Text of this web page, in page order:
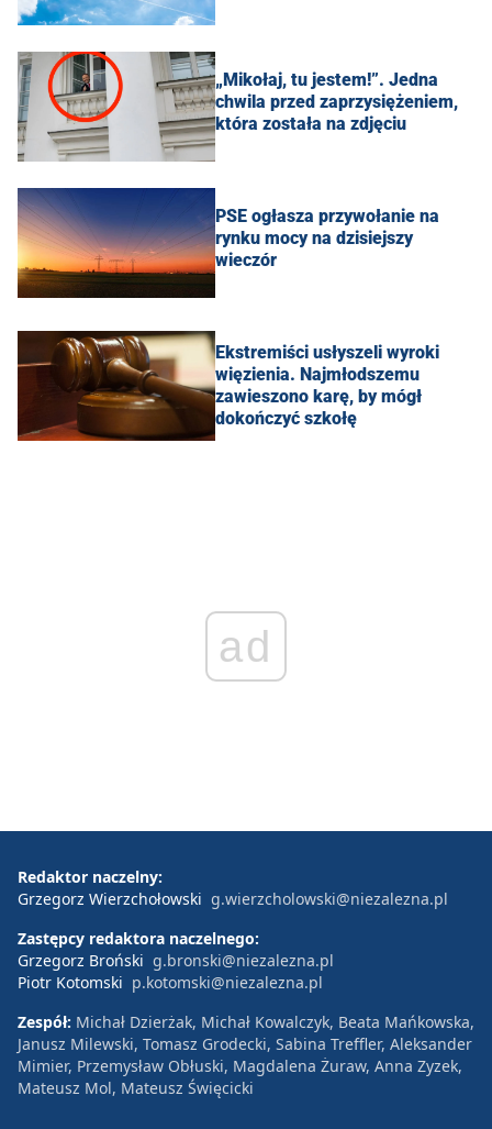
„Mikołaj, tu jestem!”. Jedna
chwila przed zaprzysiężeniem,
która została na zdjęciu
PSE ogłasza przywołanie na
rynku mocy na dzisiejszy
wieczór
Ekstremiści usłyszeli wyroki
więzienia. Najmłodszemu
zawieszono karę, by mógł
dokończyć szkołę
ad
Redaktor naczelny:
Grzegorz Wierzchołowski g.wierzcholowski@niezalezna.pl
Zastępcy redaktora naczelnego:
Grzegorz Broński g.bronski@niezalezna.pl
Piotr Kotomski p.kotomski@niezalezna.pl
Zespół: Michał Dzierżak, Michał Kowalczyk, Beata Mańkowska,
Janusz Milewski, Tomasz Grodecki, Sabina Treffler, Aleksander
Mimier, Przemysław Obłuski, Magdalena Żuraw, Anna Zyzek,
Mateusz Mol, Mateusz Święcicki